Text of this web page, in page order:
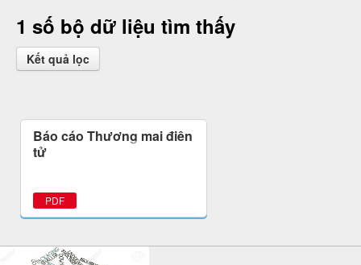
1 số bộ dữ liệu tìm thấy
Kết quả lọc
Báo cáo Thương mại điện
tử
PDF